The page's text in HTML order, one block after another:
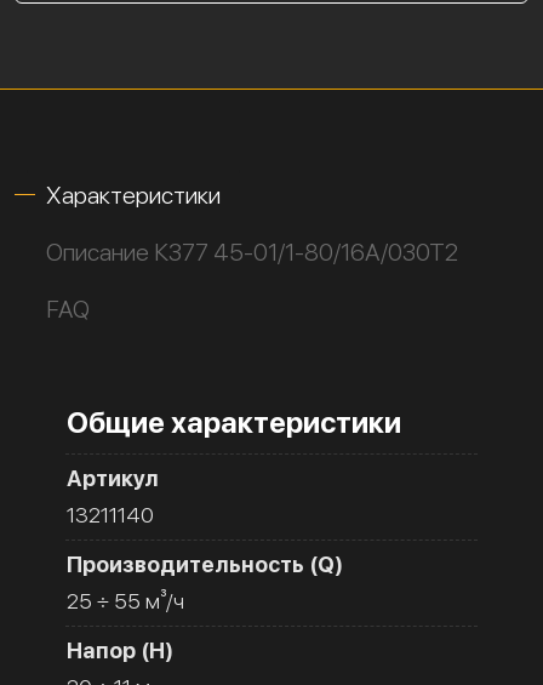
Характеристики
Описание К377 45-01/1-80/16А/030Т2
FAQ
Общие характеристики
Артикул
13211140
Производительность (Q)
25 ÷ 55 м³/ч
Напор (H)